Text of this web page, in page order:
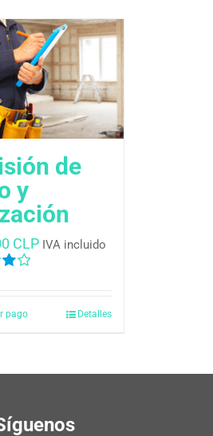
de
y
CLP IVA incluido
pago Detalles